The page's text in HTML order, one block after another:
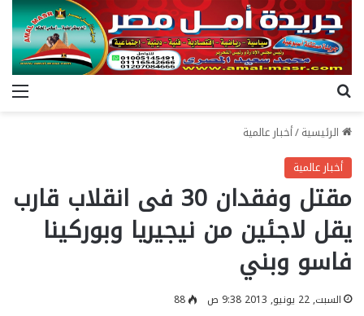
الرئيسية/أخبار عالمية
أخبار عالمية
مقتل وفقدان 30 فى انقلاب قارب
يقل لاجئين من نيجيريا وبوركينا
فاسو وبني
السبت, 22 يونيو, 2013 9:38 ص 88